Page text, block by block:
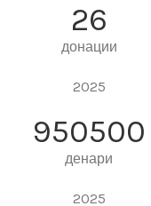
26
донации
2025
950500
денари
2025